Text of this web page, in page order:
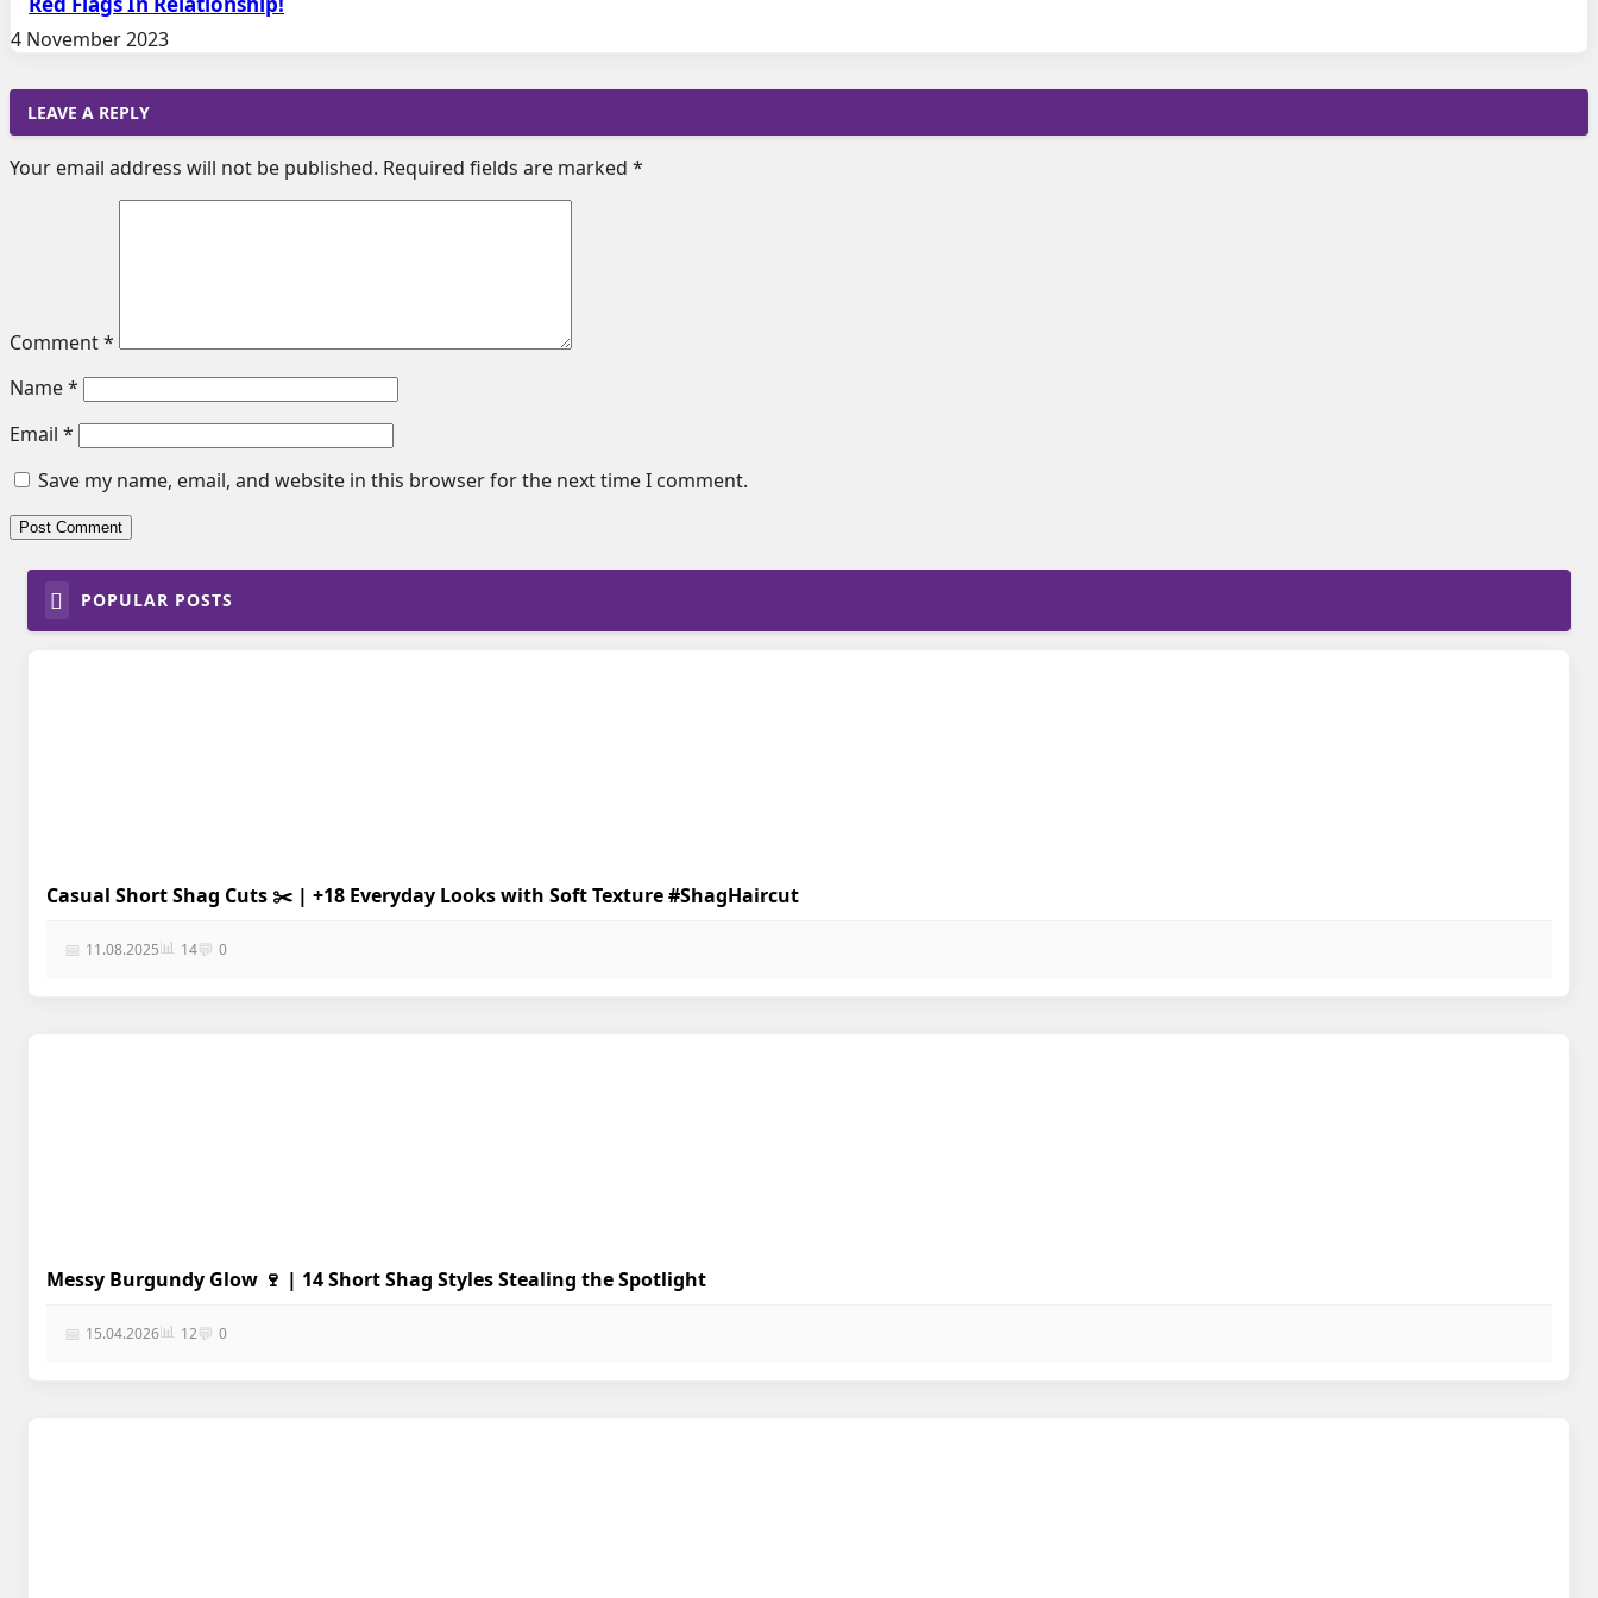
4 November 2023
LEAVE A REPLY
Your email address will not be published. Required fields are marked *
Comment*
Name*
Email *
Save my name, email, and website in this browser for the next time I comment.
POPULAR POSTS
Casual Short Shag Cuts ✂️ | +18 Everyday Looks with Soft Texture #ShagHaircut
📅 11.08.2025📊 14💬 0
Messy Burgundy Glow 🍷 | 14 Short Shag Styles Stealing the Spotlight
📅 15.04.2026📊 12💬 0